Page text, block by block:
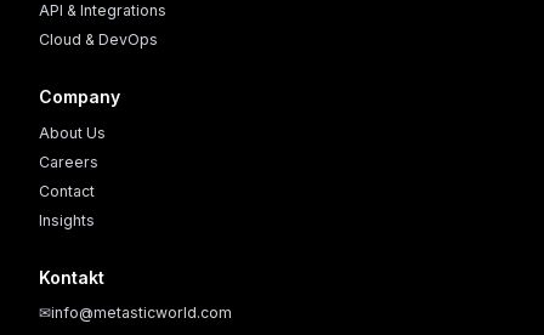
API & Integrations
Cloud & DevOps
Company
About Us
Careers
Contact
Insights
Kontakt
✉info@metasticworld.com